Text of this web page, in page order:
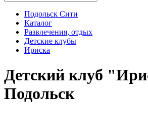
Подольск Сити
Каталог
Развлечения, отдых
Детские клубы
Ириска
Детский клуб
Подольск